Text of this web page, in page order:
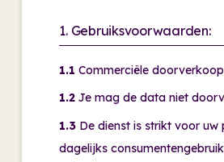
1. Gebruiksvoorwaarden:
1.1 Commerciële
1.2 Je mag de data niet
1.3 De dienst is strikt voor uw
dagelijks